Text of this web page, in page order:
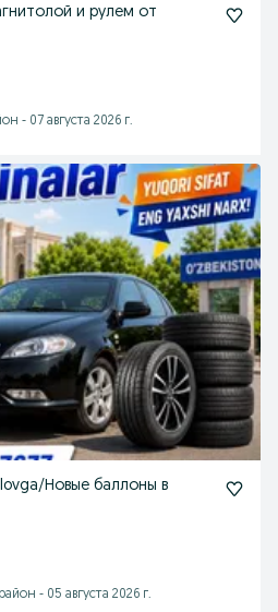
и рулем от
- 07 августа 2026 г.
Новые баллоны в
- 05 августа 2026 г.